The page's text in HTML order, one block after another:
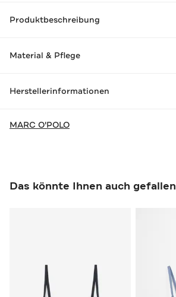
Produktbeschreibung
Material & Pflege
Herstellerinformationen
MARC O'POLO
Das könnte Ihnen auch gefallen